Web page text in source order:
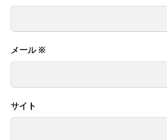
メール※
サイト